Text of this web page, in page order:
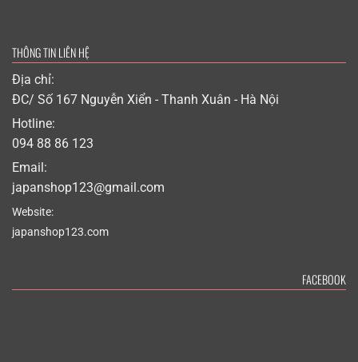
THÔNG TIN LIÊN HỆ
Địa chỉ:
ĐC/ Số 167 Nguyễn Xiển - Thanh Xuân - Hà Nội
Hotline:
094 88 86 123
Email:
japanshop123@gmail.com
Website:
japanshop123.com
FACEBOOK